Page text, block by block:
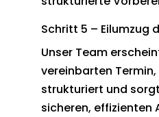
Schritt 5 – Eilumzug
Unser Team
vereinbarten
strukturiert und
sicheren, effizienten